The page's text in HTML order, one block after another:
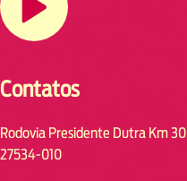
Contatos
Rodovia Presidente Dutra Km
27534-010